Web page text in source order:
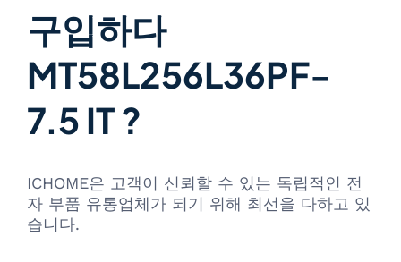
구입하다
MT58L256L36PF-
7.5 IT ?
ICHOME은 고객이 신뢰할 수 있는 독립적인 전
자 부품 유통업체가 되기 위해 최선을 다하고 있
습니다.